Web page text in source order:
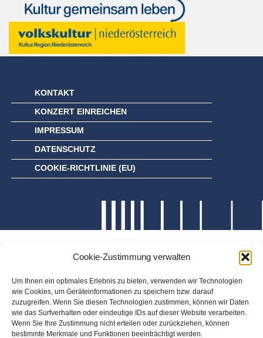
Cookie-Zustimmung verwalten
Um Ihnen ein optimales Erlebnis zu bieten, verwenden wir Technologien
wie Cookies, um Geräteinformationen zu speichern bzw. darauf
zuzugreifen. Wenn Sie diesen Technologien zustimmen, können wir Daten
wie das Surfverhalten oder eindeutige IDs auf dieser Website verarbeiten.
Wenn Sie Ihre Zustimmung nicht erteilen oder zurückziehen, können
bestimmte Merkmale und Funktionen beeinträchtigt werden.
KONTAKT
KONZERT EINREICHEN
IMPRESSUM
DATENSCHUTZ
COOKIE-RICHTLINIE (EU)